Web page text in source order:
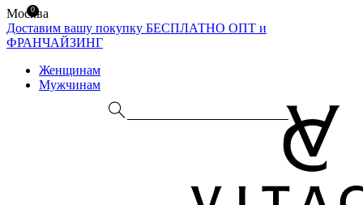
Москва
Доставим вашу покупку БЕСПЛАТНО ОПТ и
ФРАНЧАЙЗИНГ
Женщинам
Мужчинам
0